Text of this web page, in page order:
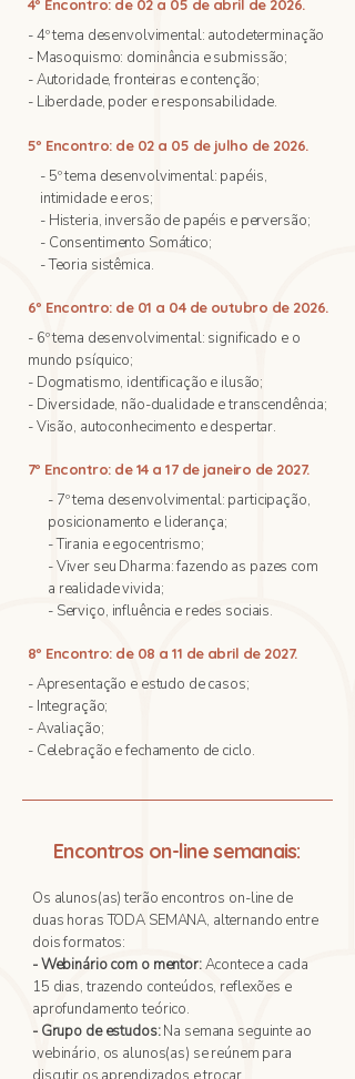
4º Encontro: de 02 a 05 de abril de 2026.
- 4º tema desenvolvimental: autodeterminação
- Masoquismo: dominância e submissão;
- Autoridade, fronteiras e contenção;
- Liberdade, poder e responsabilidade.
5º Encontro: de 02 a 05 de julho de 2026.
- 5º tema desenvolvimental: papéis,
intimidade e eros;
- Histeria, inversão de papéis e perversão;
- Consentimento Somático;
- Teoria sistêmica.
6º Encontro: de 01 a 04 de outubro de 2026.
- 6º tema desenvolvimental: significado e o
mundo psíquico;
- Dogmatismo, identificação e ilusão;
- Diversidade, não-dualidade e transcendência;
- Visão, autoconhecimento e despertar.
7º Encontro: de 14 a 17 de janeiro de 2027.
- 7º tema desenvolvimental: participação,
posicionamento e liderança;
- Tirania e egocentrismo;
- Viver seu Dharma: fazendo as pazes com
a realidade vivida;
- Serviço, influência e redes sociais.
8º Encontro: de 08 a 11 de abril de 2027.
- Apresentação e estudo de casos;
- Integração;
- Avaliação;
- Celebração e fechamento de ciclo.
Encontros on-line semanais:
Os alunos(as) terão encontros on-line de
duas horas TODA SEMANA, alternando entre
dois formatos:
- Webinário com o mentor:Acontece a cada
15 dias, trazendo conteúdos, reflexões e
aprofundamento teórico.
- Grupo de estudos:Na semana seguinte ao
webinário, os alunos(as) se reúnem para